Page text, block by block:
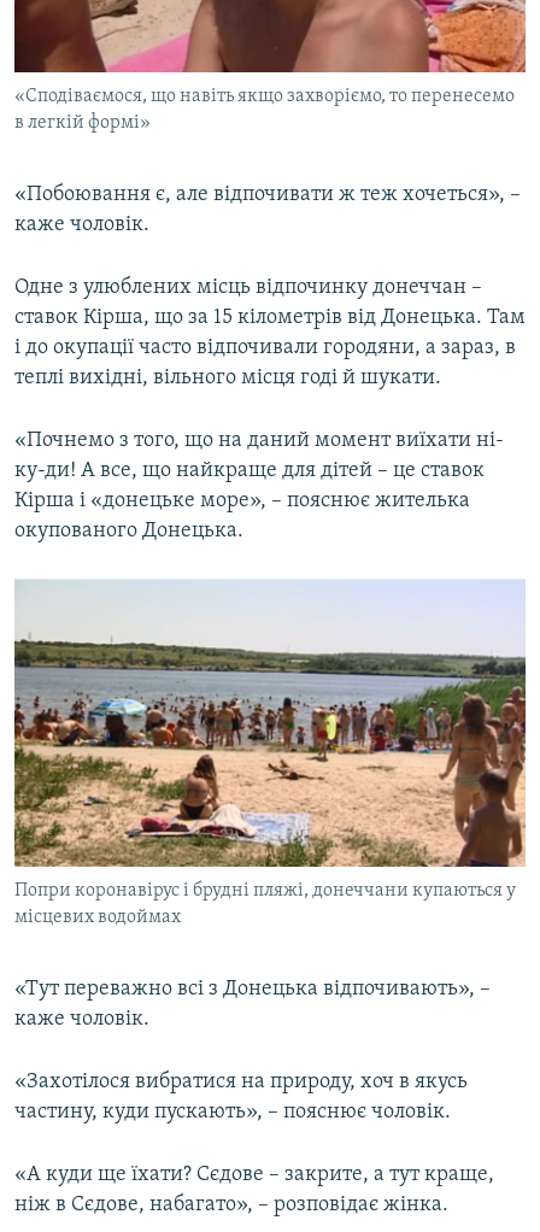
«Сподіваємося, що навіть якщо захворіємо, то перенесемо
в легкій формі»
«Побоювання є, але відпочивати ж теж хочеться», –
каже чоловік.
Одне з улюблених місць відпочинку донеччан –
ставок Кірша, що за 15 кілометрів від Донецька. Там
і до окупації часто відпочивали городяни, а зараз, в
теплі вихідні, вільного місця годі й шукати.
«Почнемо з того, що на даний момент виїхати ні-
ку-ди! А все, що найкраще для дітей – це ставок
Кірша і «донецьке море», – пояснює жителька
окупованого Донецька.
Попри коронавірус і брудні пляжі, донеччани купаються у
місцевих водоймах
«Тут переважно всі з Донецька відпочивають», –
каже чоловік.
«Захотілося вибратися на природу, хоч в якусь
частину, куди пускають», – пояснює чоловік.
«А куди ще їхати? Сєдове – закрите, а тут краще,
ніж в Сєдове, набагато», – розповідає жінка.